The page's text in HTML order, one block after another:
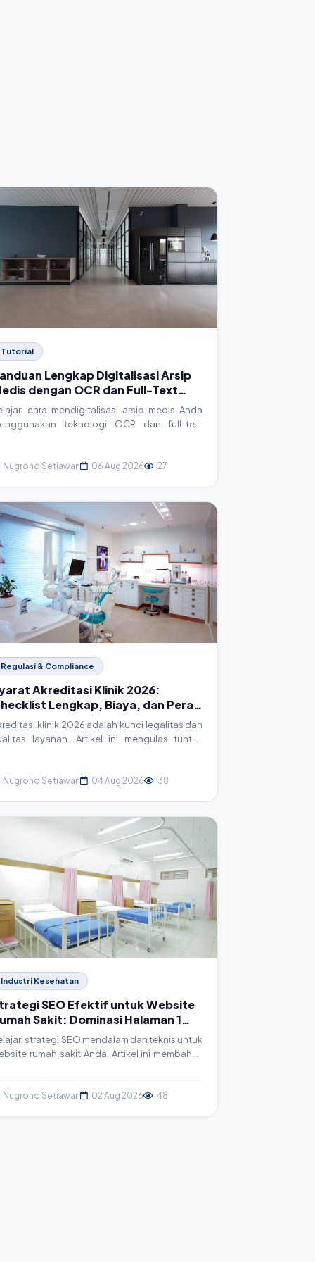
Tutorial
Lengkap Digitalisasi Arsip
dengan OCR dan Full-Text
untuk SIMRS
cara mendigitalisasi arsip medis Anda
teknologi OCR dan full-text
untuk meningkatkan efisiensi
Nugroho Setiawan 06 Aug 2026 27
Regulasi & Compliance
Akreditasi Klinik 2026:
Lengkap, Biaya, dan Peran
klinik 2026 adalah kunci legalitas dan
layanan. Artikel ini mengulas tuntas
aset strategis dalam proses akreditasi.
Nugroho Setiawan 04 Aug 2026 38
Industri Kesehatan
SEO Efektif untuk Website
Sakit: Dominasi Halaman 1
strategi SEO mendalam dan teknis untuk
rumah sakit Anda. Artikel ini membahas
website Anda merajai hasil pencarian
Nugroho Setiawan 02 Aug 2026 48